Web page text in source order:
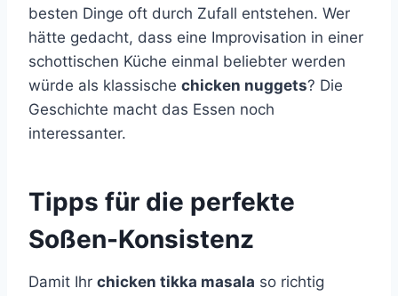
besten Dinge oft durch Zufall entstehen. Wer
hätte gedacht, dass eine Improvisation in einer
schottischen Küche einmal beliebter werden
würde als klassische chicken nuggets? Die
Geschichte macht das Essen noch
interessanter.
Tipps für die perfekte
Soßen-Konsistenz
Damit Ihr chicken tikka masala so richtig